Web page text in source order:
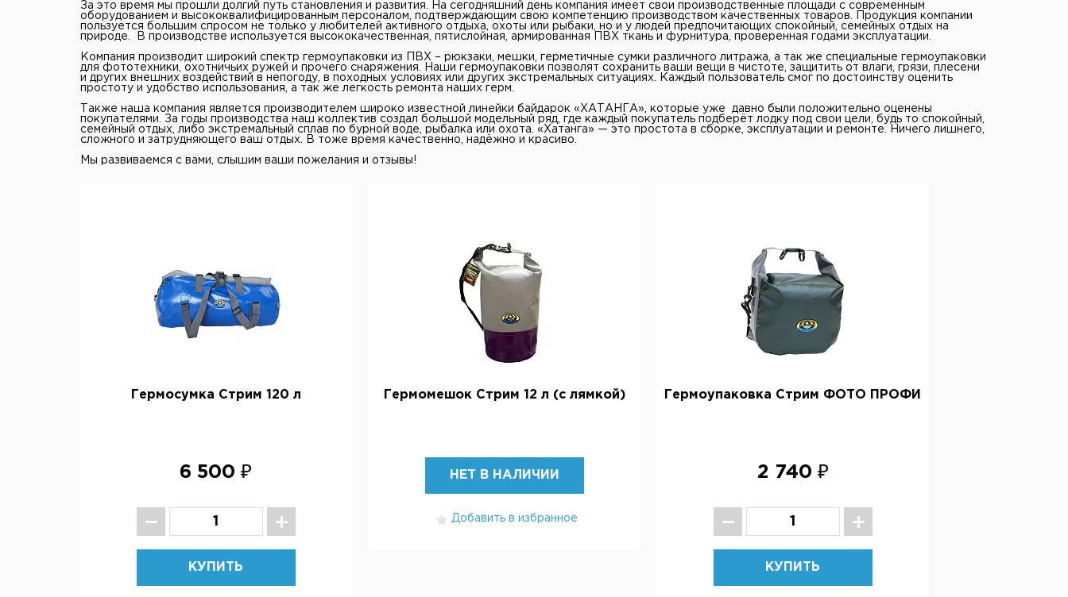
За это время мы прошли долгий путь становления и развития. На сегодняшний день компания имеет свои производственные площади с современным
оборудованием и высококвалифицированным персоналом, подтверждающим свою компетенцию производством качественных товаров. Продукция компании
пользуется большим спросом не только у любителей активного отдыха, охоты или рыбаки, но и у людей предпочитающих спокойный, семейных отдых на
природе. В производстве используется высококачественная, пятислойная, армированная ПВХ ткань и фурнитура, проверенная годами эксплуатации.
Компания производит широкий спектр гермоупаковки из ПВХ – рюкзаки, мешки, герметичные сумки различного литража, а так же специальные гермоупаковки
для фототехники, охотничьих ружей и прочего снаряжения. Наши гермоупаковки позволят сохранить ваши вещи в чистоте, защитить от влаги, грязи, плесени
и других внешних воздействий в непогоду, в походных условиях или других экстремальных ситуациях. Каждый пользователь смог по достоинству оценить
простоту и удобство использования, а так же легкость ремонта наших герм.
Также наша компания является производителем широко известной линейки байдарок «ХАТАНГА», которые уже давно были положительно оценены
покупателями. За годы производства наш коллектив создал большой модельный ряд, где каждый покупатель подберёт лодку под свои цели, будь то спокойный,
семейный отдых, либо экстремальный сплав по бурной воде, рыбалка или охота. «Хатанга» — это простота в сборке, эксплуатации и ремонте. Ничего лишнего,
сложного и затрудняющего ваш отдых. В тоже время качественно, надёжно и красиво.
Мы развиваемся с вами, слышим ваши пожелания и отзывы!
Гермосумка Стрим 120 л
6 500 ₽
КУПИТЬ
Гермомешок Стрим 12 л (с лямкой)
НЕТ В НАЛИЧИИ
Добавить в избранное
Гермоупаковка Стрим ФОТО ПРОФИ
2 740 ₽
КУПИТЬ